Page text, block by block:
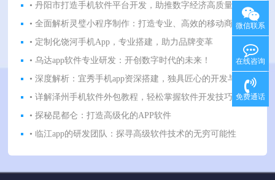
• 丹阳市打造手机软件平台开发，助推数字经济高质量发展
• 全面解析灵璧小程序制作：打造专业、高效的移动商务平台
• 定制化饶河手机App，专业搭建，助力品牌变革
• 乌达app软件专业研发：开创数字时代的未来！
• 深度解析：宜秀手机app资深搭建，独具匠心的开发与设计之路
• 详解泽州手机软件外包教程，轻松掌握软件开发技巧！
• 探秘昆都仑：打造高级化的APP软件
• 临江app的研发团队：探寻高级软件技术的无穷可能性
微信联系
在线咨询
免费通话